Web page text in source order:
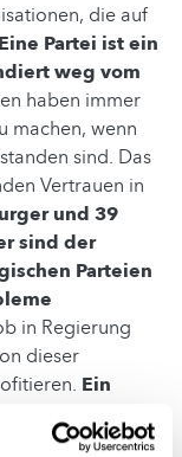
die auf
Eine Partei ist ein
weg vom
haben immer
machen, wenn
sind. Das
Vertrauen in
und 39
sind der
Parteien
in Regierung
dieser
Ein
für